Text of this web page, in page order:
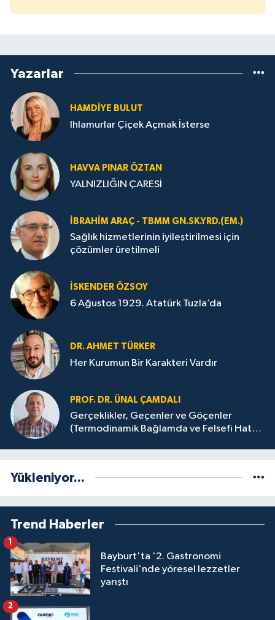
Yazarlar
HAMDIYE BULUT
Ihlamurlar Çiçek Açmak İsterse
HAVVA PINAR ÖZTAN
YALNIZLIĞIN ÇARESİ
İBRAHIM ARAÇ - TBMM GN.SK.YRD.(EM.)
Sağlık hizmetlerinin iyileştirilmesi için
çözümler üretilmeli
İSKENDER ÖZSOY
6 Ağustos 1929. Atatürk Tuzla’da
DR. AHMET TÜRKER
Her Kurumun Bir Karakteri Vardır
PROF. DR. ÜNAL ÇAMDALI
Gerçeklikler, Geçenler ve Göçenler
(Termodinamik Bağlamda ve Felsefi Hatta
Yükleniyor...
Trend Haberler
Bayburt'ta '2. Gastronomi
Festivali'nde yöresel lezzetler
yarıştı
1
2